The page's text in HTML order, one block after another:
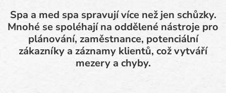
Spa a med spa spravují více než jen schůzky.
Mnohé se spoléhají na oddělené nástroje pro
plánování, zaměstnance, potenciální
zákazníky a záznamy klientů, což vytváří
mezery a chyby.